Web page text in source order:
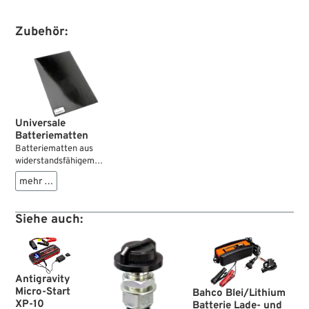
Zubehör:
Universale
Batteriematten
Batteriematten aus
widerstandsfähigem
Gummi, der seine
Dämpfungseigenschaften
noch beibehält.
mehr …
Siehe auch:
Antigravity
Micro-Start
XP-10
Bahco Blei/Lithium
Batterie Lade- und